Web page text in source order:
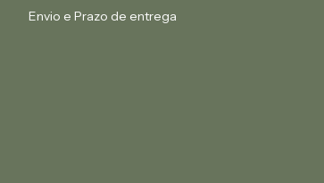
Envio e Prazo de entrega